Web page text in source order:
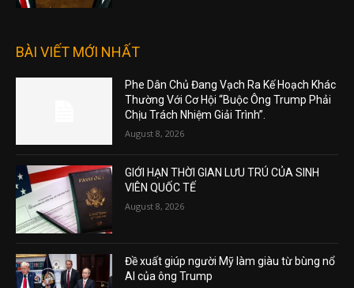
BÀI VIẾT MỚI NHẤT
Phe Dân Chủ Đang Vạch Ra Kế Hoạch Khác
Thường Với Cơ Hội “Buộc Ông Trump Phải
Chịu Trách Nhiệm Giải Trình”.
August 8, 2026
GIỚI HẠN THỜI GIAN LƯU TRÚ CỦA SINH
VIÊN QUỐC TẾ
August 8, 2026
Đề xuất giúp người Mỹ làm giàu từ bùng nổ
AI của ông Trump